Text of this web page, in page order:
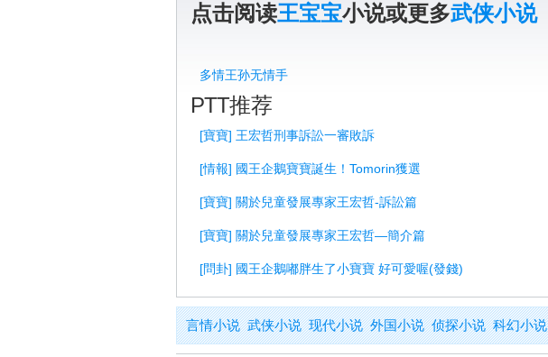
点击阅读王宝宝小说或更多武侠小说
多情王孙无情手
PTT推荐
[寶寶] 王宏哲刑事訴訟一審敗訴
[情報] 國王企鵝寶寶誕生！Tomorin獲選
[寶寶] 關於兒童發展專家王宏哲-訴訟篇
[寶寶] 關於兒童發展專家王宏哲—簡介篇
[問卦] 國王企鵝嘟胖生了小寶寶 好可愛喔(發錢)
言情小说 武侠小说 现代小说 外国小说 侦探小说 科幻小说